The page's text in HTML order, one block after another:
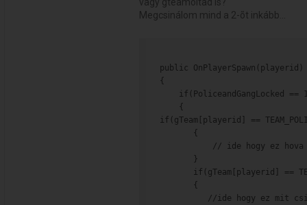
Megcsinálom mind a 2-õt inkább...
public OnPlayerSpawn(playerid)
{
if(PoliceandGangLocked ==
{
if(gTeam[playerid] ==
{
// ide hogy ez hova
}
if(gTeam[playerid] ==
{
//ide hogy ez mit